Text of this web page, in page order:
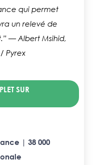
qui permet
un relevé de
— Albert Msihid,
Pyrex
SUR
| 38 000